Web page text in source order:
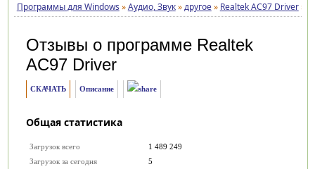
Программы для Windows »Аудио, Звук»другое» Realtek AC97 Driver»
Отзывы о программе Realtek
AC97 Driver
СКАЧАТЬ Описание
Общая статистика
Загрузок всего
1 489 249
Загрузок за сегодня
5